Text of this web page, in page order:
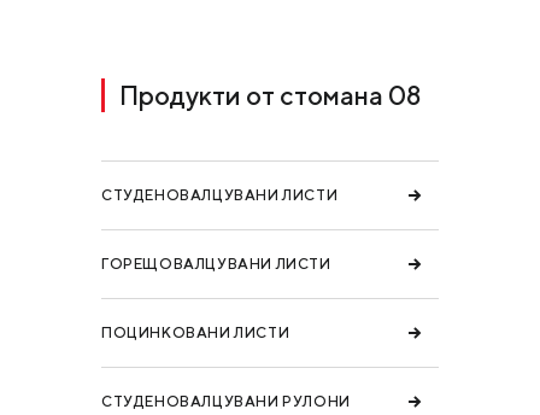
Продукти от стомана 08
СТУДЕНОВАЛЦУВАНИ ЛИСТИ
ГОРЕЩОВАЛЦУВАНИ ЛИСТИ
ПОЦИНКОВАНИ ЛИСТИ
СТУДЕНОВАЛЦУВАНИ РУЛОНИ